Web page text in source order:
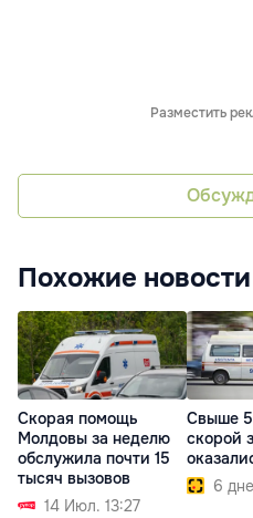
Разместить
Похожие новости
Скорая помощь
Молдовы за неделю
обслужила почти 15
тысяч вызовов
14 Июл. 13:27
Свыше
скорой
6